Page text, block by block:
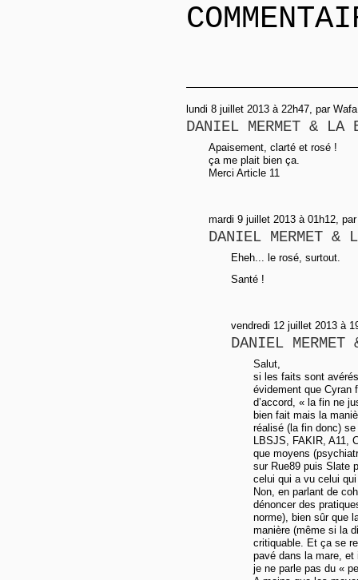
lundi 8 juillet 2013 à 22h47, par Wafa
DANIEL MERMET & LA
Apaisement, clarté et rosé !
ça me plait bien ça.
Merci Article 11
mardi 9 juillet 2013 à 01h12,
DANIEL MERMET &
Eheh... le rosé, surtout.
Santé !
vendredi 12 juillet 2013 à
DANIEL
Salut,
si les faits sont
évidement que Cyran
d’accord, « la fin ne
bien fait mais la
réalisé (la fin donc)
LBSJS, FAKIR, A11,
que moyens
sur Rue89 puis Slate
celui qui a vu celui
Non, en parlant de
dénoncer des
norme), bien sûr que
manière (même si la
critiquable. Et ça se
pavé dans la mare,
je ne parle pas du «